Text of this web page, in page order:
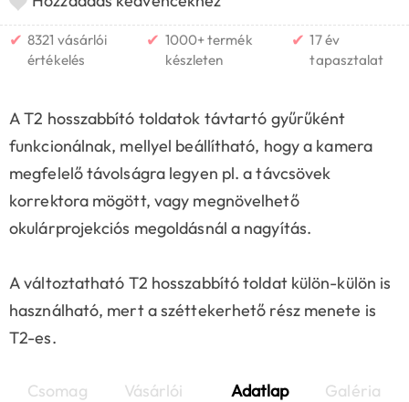
✔ 8321 vásárlói
értékelés
✔ 1000+ termék
készleten
✔ 17 év
tapasztalat
A T2 hosszabbító toldatok távtartó gyűrűként
funkcionálnak, mellyel beállítható, hogy a kamera
megfelelő távolságra legyen pl. a távcsövek
korrektora mögött, vagy megnövelhető
okulárprojekciós megoldásnál a nagyítás.
A változtatható T2 hosszabbító toldat külön-külön is
használható, mert a széttekerhető rész menete is
T2-es.
Csomag
Vásárlói
Adatlap Galéria